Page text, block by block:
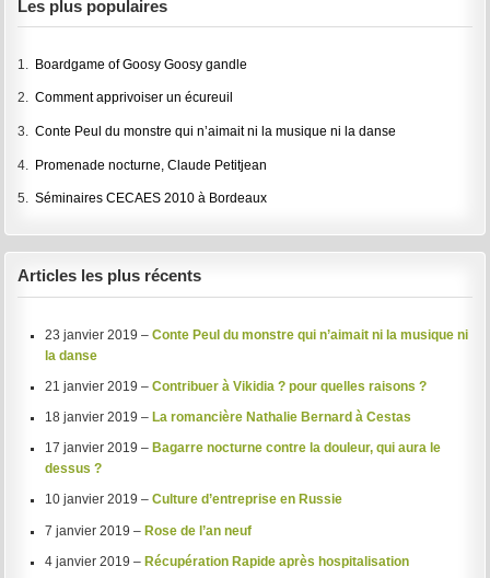
Les plus populaires
1. Boardgame of Goosy Goosy gandle
2.Comment apprivoiser un écureuil
3.Conte Peul du monstre qui n’aimait ni la musique ni la danse
4. Promenade nocturne, Claude Petitjean
5.Séminaires CECAES 2010 à Bordeaux
Articles les plus récents
23 janvier 2019 – Conte Peul du monstre qui n’aimait ni la musique ni
la danse
21 janvier 2019 – Contribuer à Vikidia ? pour quelles raisons ?
18 janvier 2019 – La romancière Nathalie Bernard à Cestas
17 janvier 2019 – Bagarre nocturne contre la douleur, qui aura le
dessus ?
10 janvier 2019 – Culture d’entreprise en Russie
7 janvier 2019 – Rose de l’an neuf
4 janvier 2019 – Récupération Rapide après hospitalisation